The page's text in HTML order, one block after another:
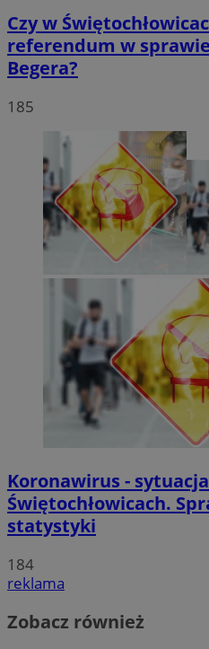
Czy w
referendum w
Begera?
185
Koronawirus -
Świętochłowicach.
statystyki
184
reklama
Zobacz również